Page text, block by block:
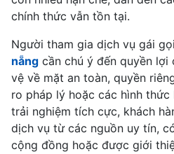
chính thức vẫn tồn tại.
Người tham gia dịch vụ gái
nẵng cần chú ý đến quyền lợi
vệ về mặt an toàn, quyền
ro pháp lý hoặc các hình
trải nghiệm tích cực, khách
dịch vụ từ các nguồn uy tín,
cộng đồng hoặc được giới